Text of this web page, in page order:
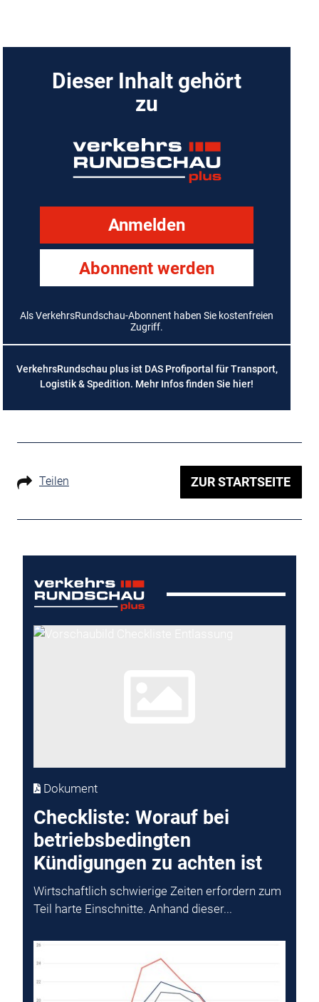
Dieser Inhalt gehört
zu
Anmelden
Abonnent werden
Als VerkehrsRundschau-Abonnent haben Sie kostenfreien
Zugriff.
VerkehrsRundschau plus ist DAS Profiportal für Transport,
Logistik & Spedition. Mehr Infos finden Sie hier!
Teilen ZUR STARTSEITE
Dokument
Checkliste: Worauf bei
betriebsbedingten
Kündigungen zu achten ist
Wirtschaftlich schwierige Zeiten erfordern zum
Teil harte Einschnitte. Anhand dieser...